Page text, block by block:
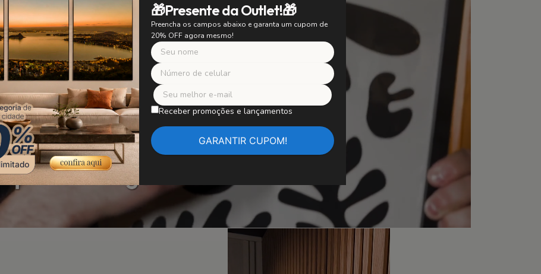
🎁Presente da Outlet!🎁
Preencha os campos abaixo e garanta um cupom de
20% OFF agora mesmo!
Receber promoções e lançamentos